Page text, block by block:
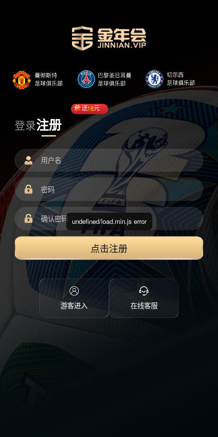
登录注册
送18元
点击注册
游客进入 在线客服
undefined/load.min.js error